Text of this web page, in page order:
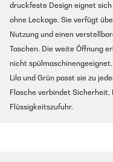
druckfeste Design eignet
ohne Leckage. Sie verfügt
Nutzung und einen
Taschen. Die weite Öffnung
nicht
Lila und Grün passt sie zu
Flasche verbindet
Flüssigkeitszufuhr.